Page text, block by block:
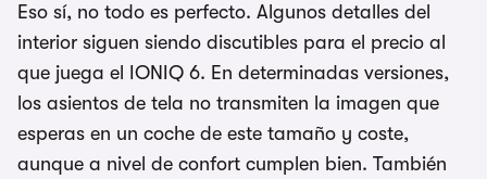
Eso sí, no todo es perfecto. Algunos detalles del
interior siguen siendo discutibles para el precio al
que juega el IONIQ 6. En determinadas versiones,
los asientos de tela no transmiten la imagen que
esperas en un coche de este tamaño y coste,
aunque a nivel de confort cumplen bien. También